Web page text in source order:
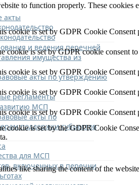
акты
и ведения перечней
имущества из
акты по утверждению
регламенты
МСП
акты по
поддержки субъектов
для МСП
включенных в перечни
to function properly. These
cookie is set by GDPR Cookie Consent
cookie is set by GDPR cookie consent
cookie is set by GDPR Cookie Consent
cookie is set by GDPR Cookie Consent
cookie is set by GDPR Cookie Consent
cookie is set by the GDPR Cookie
like sharing the content of the